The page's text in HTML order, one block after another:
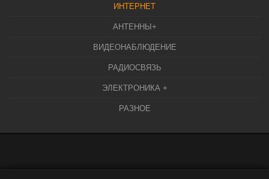
ИНТЕРНЕТ
АНТЕННЫ+
ВИДЕОНАБЛЮДЕНИЕ
РАДИОСВЯЗЬ
ЭЛЕКТРОНИКА +
РАЗНОЕ